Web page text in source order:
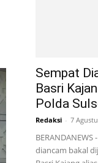
Sempat
Basri
Polda
Redaksi - 7
diancam bakal